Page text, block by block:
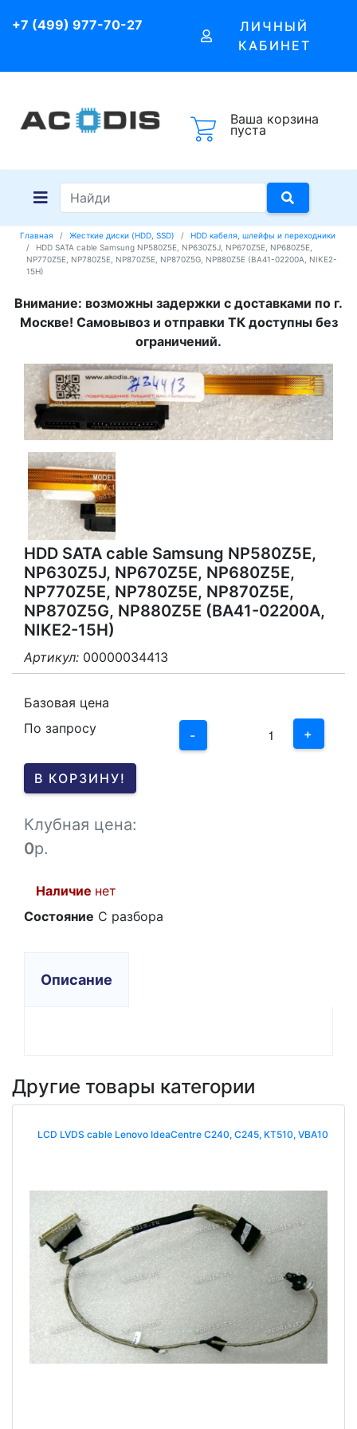
+7 (499) 977-70-27
ЛИЧНЫЙ
КАБИНЕТ
Ваша корзина
пуста
Главная Жесткие диски (HDD, SSD)
HDD кабеля, шлейфы и переходники
HDD SATA cable Samsung NP580Z5E, NP630Z5J, NP670Z5E, NP680Z5E,
NP770Z5E, NP780Z5E, NP870Z5E, NP870Z5G, NP880Z5E (BA41-02200A, NIKE2-
15H)
Внимание: возможны задержки с доставками по г.
Москве! Самовывоз и отправки ТК доступны без
ограничений.
HDD SATA cable Samsung NP580Z5E,
NP630Z5J, NP670Z5E, NP680Z5E,
NP770Z5E, NP780Z5E, NP870Z5E,
NP870Z5G, NP880Z5E (BA41-02200A,
NIKE2-15H)
Артикул: 00000034413
Базовая цена
По запросу
-
3
1
+
В КОРЗИНУ!
Клубная цена:
0р.
Наличие нет
Состояние С разбора
Описание
Другие товары категории
LCD LVDS cable Lenovo IdeaCentre C240, C245, KT510, VBA10